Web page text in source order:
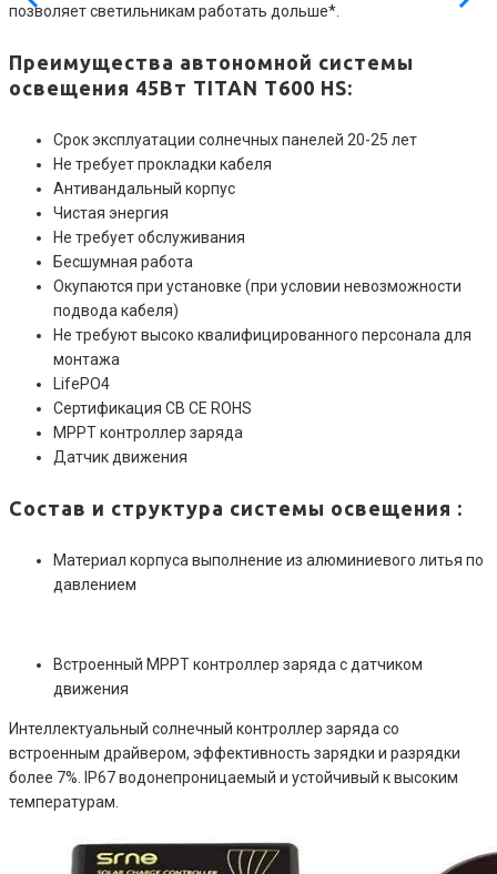
позволяет светильникам работать дольше*.
Преимущества автономной системы
освещения 45Вт TITAN T600 HS:
Срок эксплуатации солнечных панелей 20-25 лет
Не требует прокладки кабеля
Антивандальный корпус
Чистая энергия
Не требует обслуживания
Бесшумная работа
Окупаются при установке (при условии невозможности
подвода кабеля)
Не требуют высоко квалифицированного персонала для
монтажа
LifePO4
Сертификация CB CE ROHS
MPPT контроллер заряда
Датчик движения
Состав и структура системы освещения :
Материал корпуса выполнение из алюминиевого литья по
давлением
Встроенный MPPT контроллер заряда с датчиком
движения
Интеллектуальный солнечный контроллер заряда со
встроенным драйвером, эффективность зарядки и разрядки
более 7%. IP67 водонепроницаемый и устойчивый к высоким
температурам.